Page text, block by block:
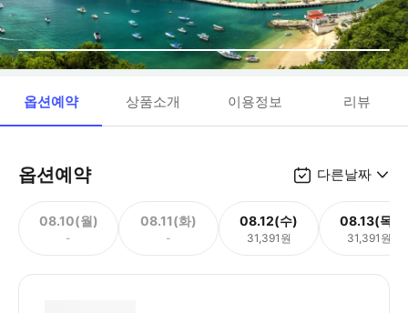
옵션예약 상품소개 이용정보 리뷰
옵션예약 다른날짜
08.10(월)
-
08.11(화)
-
08.12(수)
31,391원
08.13(목)
31,391원